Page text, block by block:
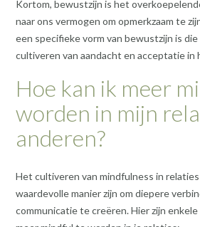
Kortom, bewustzijn is het
naar ons vermogen om opmerkzaam te
een specifieke vorm van bewustzijn is
cultiveren van aandacht en acceptatie in
Hoe kan ik meer
worden in mijn
anderen?
Het cultiveren van mindfulness in
waardevolle manier zijn om diepere
communicatie te creëren. Hier zijn